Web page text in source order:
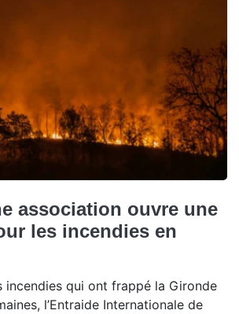
association ouvre une
les incendies en
incendies qui ont frappé la Gironde
l’Entraide Internationale de